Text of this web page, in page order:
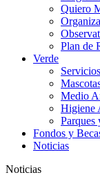
Quiero
Plan de
Verde
Medio
Higiene
Parques
Fondos y
Noticias
Noticias